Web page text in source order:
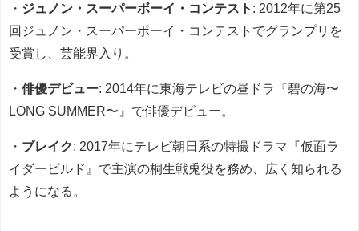
・ ジュノン・スーパーボーイ・コンテスト : 2012年に第25
回ジュノン・スーパーボーイ・コンテストでグランプリを
受賞し、芸能界入り。
・ 俳優デビュー: 2014年に東海テレビの昼ドラ『碧の海〜
LONG SUMMER〜』で俳優デビュー。
・ ブレイク: 2017年にテレビ朝日系の特撮ドラマ『仮面ラ
イダービルド』で主演の桐生戦兎役を務め、広く知られる
ようになる。